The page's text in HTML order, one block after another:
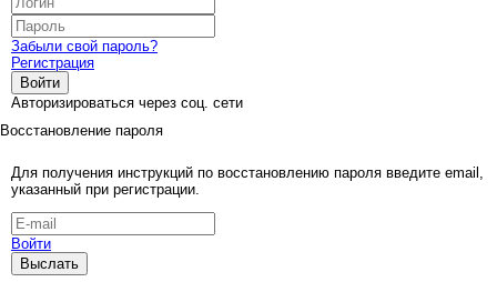
Забыли свой пароль?
Регистрация
Войти
Авторизироваться через соц. сети
Восстановление пароля
Для получения инструкций по восстановлению пароля введите email,
указанный при регистрации.
Войти
Выслать